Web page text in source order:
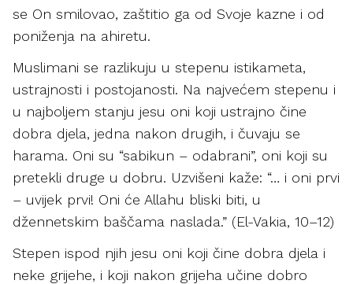
se On smilovao, zaštitio ga od Svoje kazne i od
poniženja na ahiretu.
Muslimani se razlikuju u stepenu istikameta,
ustrajnosti i postojanosti. Na najvećem stepenu i
u najboljem stanju jesu oni koji ustrajno čine
dobra djela, jedna nakon drugih, i čuvaju se
harama. Oni su “sabikun – odabrani”, oni koji su
pretekli druge u dobru. Uzvišeni kaže: “… i oni prvi
– uvijek prvi! Oni će Allahu bliski biti, u
džennetskim baščama naslada.” (El-Vakia, 10–12)
Stepen ispod njih jesu oni koji čine dobra djela i
neke grijehe, i koji nakon grijeha učine dobro